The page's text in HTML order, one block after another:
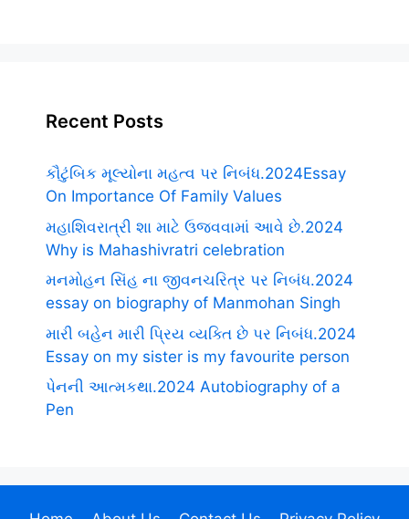
Recent Posts
કૌટુંબિક મૂલ્યોના મહત્વ પર નિબંધ.2024Essay
On Importance Of Family Values
મહાશિવરાત્રી શા માટે ઉજવવામાં આવે છે.2024
Why is Mahashivratri celebration
મનમોહન સિંહ ના જીવનચરિત્ર પર નિબંધ.2024
essay on biography of Manmohan Singh
મારી બહેન મારી પ્રિય વ્યક્તિ છે પર નિબંધ.2024
Essay on my sister is my favourite person
પેનની આત્મકથા.2024 Autobiography of a
Pen